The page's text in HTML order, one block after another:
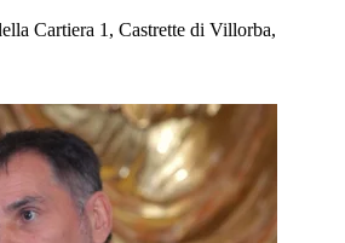
Cartiera 1, Castrette di Villorba,